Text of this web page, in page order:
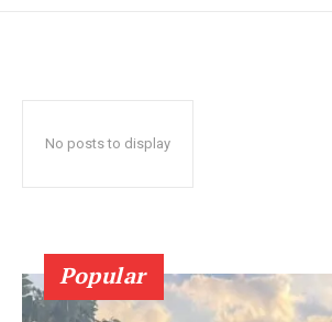
No posts to display
Popular